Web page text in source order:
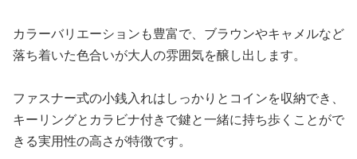
カラーバリエーションも豊富で、ブラウンやキャメルなど
落ち着いた色合いが大人の雰囲気を醸し出します。
ファスナー式の小銭入れはしっかりとコインを収納でき、
キーリングとカラビナ付きで鍵と一緒に持ち歩くことがで
きる実用性の高さが特徴です。